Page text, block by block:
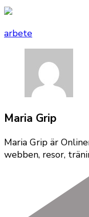
arbete
Maria Grip
Maria Grip är
webben, resor,